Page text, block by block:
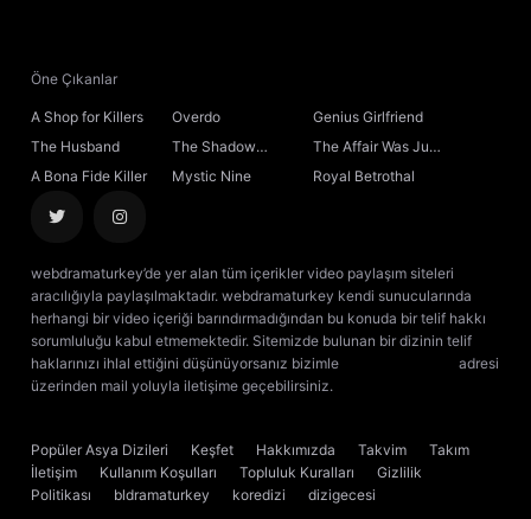
Öne Çıkanlar
A Shop for Killers Overdo
Genius Girlfriend
The Husband
The Shadow
Sovereign
The Affair Was Just
the Beginning
A Bona Fide Killer Mystic Nine Royal Betrothal
webdramaturkey’de yer alan tüm içerikler video paylaşım siteleri
aracılığıyla paylaşılmaktadır. webdramaturkey kendi sunucularında
herhangi bir video içeriği barındırmadığından bu konuda bir telif hakkı
sorumluluğu kabul etmemektedir. Sitemizde bulunan bir dizinin telif
haklarınızı ihlal ettiğini düşünüyorsanız bizimle
adresi
üzerinden mail yoluyla iletişime geçebilirsiniz.
Popüler Asya Dizileri Keşfet Hakkımızda Takvim
Takım
İletişim
Kullanım Koşulları Topluluk Kuralları
Gizlilik
Politikası
bldramaturkey koredizi
dizigecesi